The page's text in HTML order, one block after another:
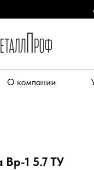
О компании
Вр-1 5.7 ТУ